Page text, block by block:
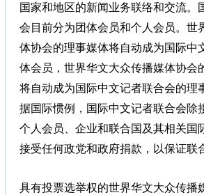
国家和地区的新闻业务联络和交流。
会目前分为团体会员和个人会员。世
体协会的理事媒体将自动成为国际中
体会员，世界华文大众传播媒体协会
将自动成为国际中文记者联合会的理
据国际惯例，国际中文记者联合会除
个人会员、企业和联合国及其相关国
接受任何政党和政府捐款，以保证联
具有投票选举权的世界华文大众传播